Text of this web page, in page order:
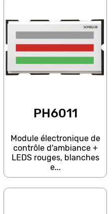
PH6011
Module électronique de
contrôle d'ambiance +
LEDS rouges, blanches
e...